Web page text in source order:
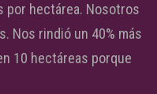
por hectárea. Nosotros
Nos rindió un 40% más
10 hectáreas porque